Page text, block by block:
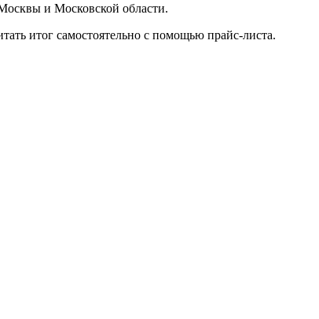
и Московской области.
итог самостоятельно с помощью прайс-листа.